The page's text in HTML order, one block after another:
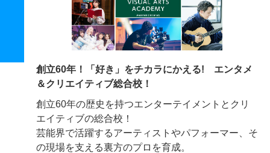
創立60年！「好き」をチカラにかえる! エンタメ
＆クリエイティブ総合校！
創立60年の歴史を持つエンターテイメントとクリ
エイティブの総合校！
芸能界で活躍するアーティストやパフォーマー、そ
の現場を支える裏方のプロを育成。